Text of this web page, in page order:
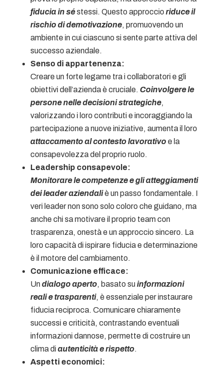
fiducia in séstessi. Questo approccio riduce il
rischio di demotivazione, promuovendo un
ambiente in cui ciascuno si sente parte attiva del
successo aziendale.
Senso di appartenenza:
Creare un forte legame tra i collaboratori e gli
obiettivi dell’azienda è cruciale. Coinvolgere le
persone nelle decisioni strategiche,
valorizzando i loro contributi e incoraggiando la
partecipazione a nuove iniziative, aumenta il loro
attaccamento al contesto lavorativoe la
consapevolezza del proprio ruolo.
Leadership consapevole:
Monitorare le competenze e gli atteggiamenti
dei leader aziendaliè un passo fondamentale. I
veri leader non sono solo coloro che guidano, ma
anche chi sa motivare il proprio team con
trasparenza, onestà e un approccio sincero. La
loro capacità di ispirare fiducia e determinazione
è il motore del cambiamento.
Comunicazione efficace:
Undialogo aperto, basato suinformazioni
reali e trasparenti, è essenziale per instaurare
fiducia reciproca. Comunicare chiaramente
successi e criticità, contrastando eventuali
informazioni dannose, permette di costruire un
clima diautenticità e rispetto.
Aspetti economici: